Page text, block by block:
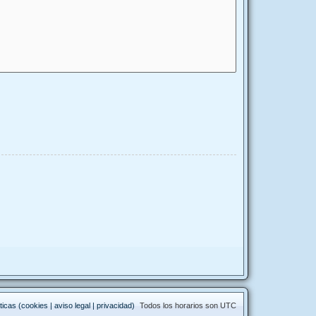
Todos los horarios son UTC
(cookies | aviso legal | privacidad)